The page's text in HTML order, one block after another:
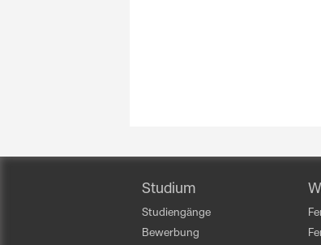
Studium
Studiengänge
Bewerbung